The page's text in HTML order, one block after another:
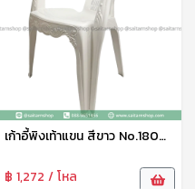
เก้าอี้พิงเท้าแขน สีขาว No.180W LK
฿ 1,272 / โหล